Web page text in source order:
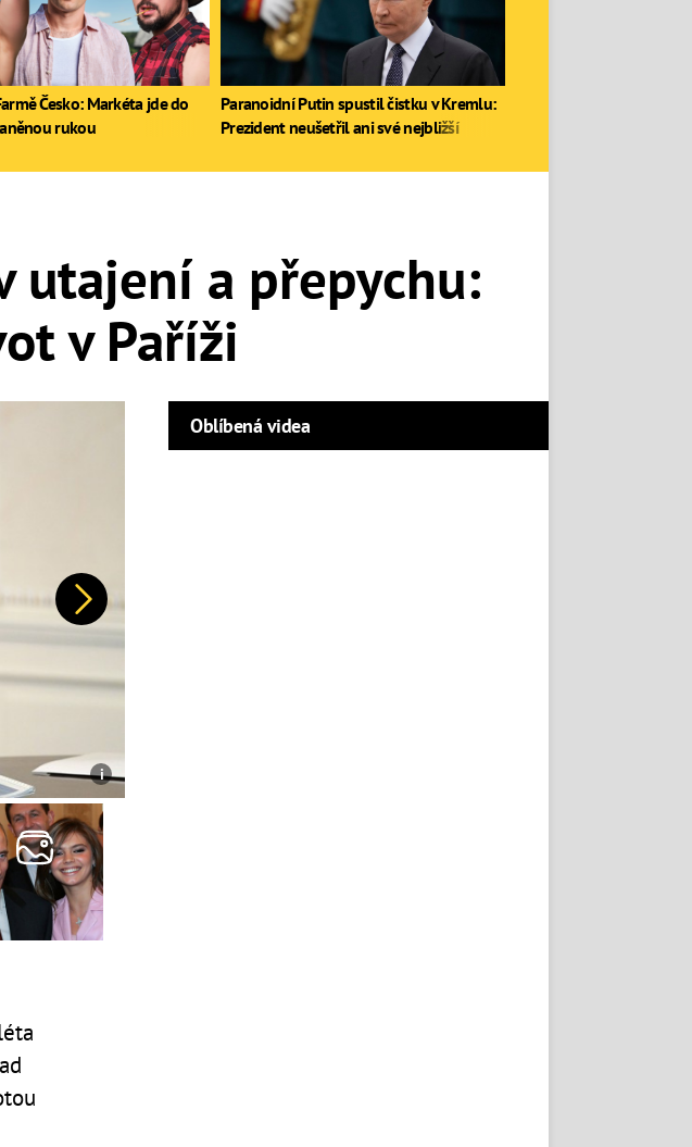
utajení a přepychu:
v Paříži
Další
Oblíbená videa
Česko: Markéta jde do
rukou
Paranoidní Putin spustil čistku v Kremlu:
Prezident neušetřil ani své nejbližší